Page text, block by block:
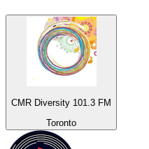
CMR Diversity 101.3 FM
Toronto